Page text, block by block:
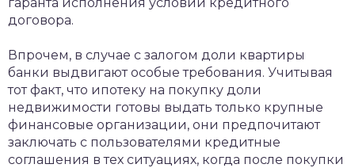
договора.
Впрочем, в случае с залогом доли квартиры
банки выдвигают особые требования. Учитывая
тот факт, что ипотеку на покупку доли
недвижимости готовы выдать только крупные
финансовые организации, они предпочитают
заключать с пользователями кредитные
соглашения в тех ситуациях, когда после покупки